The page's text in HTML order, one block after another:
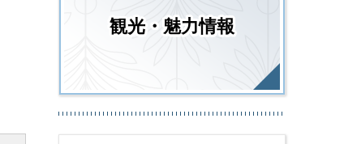
観光・魅力情報